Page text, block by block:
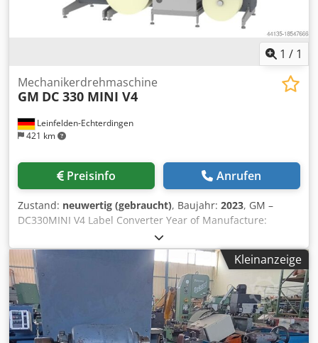
1 / 1
Leinfelden-Echterdingen
421 km
Mechanikerdrehmaschine
GM DC 330 MINI V4
Preisinfo Anrufen
Zustand: neuwertig (gebraucht), Baujahr: 2023, GM –
DC330MINI V4 Label Converter Year of Manufacture:
12/2022 _____ Machine Specifications and Equipment:
Dksdpfxsv Aa Tws Aldsr  Max Webwidth: 330mm  Speed
up to 65 m/min, semi rotary; 72 m/min full rotary 
Unwinding max. 700 mm  Rewinding max. 450mm 
Touch Screen  Flexo Unit  Corona  Webedge Control 
Semi-Rotativ Die-Cutting  Automatic Registercheck  GEW
– UV  Lamination  GM SmartCrush _____
Kleinanzeige